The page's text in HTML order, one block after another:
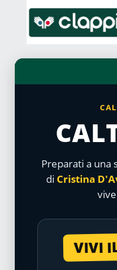
Preparati a una
di Cristina
VIVI